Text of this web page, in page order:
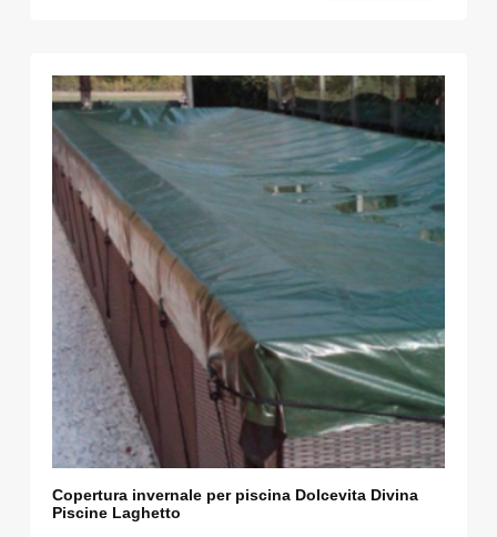
Copertura invernale per piscina Dolcevita Divina
Piscine Laghetto